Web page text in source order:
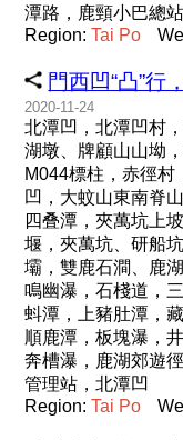
潭路，鹿頸小巴總站
Region:Tai Po
門西凹“凸”行
2020-11-24
北潭凹，北潭凹村
湖墩、牌顧山山坳
M044標柱，赤徑
凹，大蚊山東南脊
四叠潭，夾萬坑上
堰，夾萬坑、研船
壩，雙鹿石澗、鹿
鳴幽瀑，石棧道，
蚪潭，上豬肚潭，
順鹿潭，板塊瀑，
奔槽瀑，鹿湖郊遊
管理站，北潭凹
Region:Tai Po